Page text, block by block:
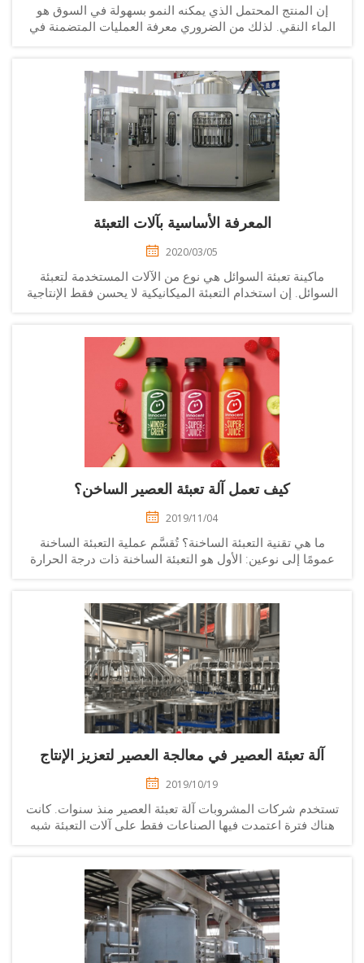
إن المنتج المحتمل الذي يمكنه النمو بسهولة في السوق هو
النقي. لذلك من الضروري معرفة العمليات المتضمنة في
المعرفة الأساسية بآلات التعبئة
2020/03/05
ماكينة تعبئة السوائل هي نوع من الآلات المستخدمة لتعبئة
إن استخدام التعبئة الميكانيكية لا يحسن فقط الإنتاجية
كيف تعمل آلة تعبئة العصير الساخن؟
2019/11/04
ما هي تقنية التعبئة الساخنة؟ تُقسَّم عملية التعبئة الساخنة
إلى نوعين: الأول هو التعبئة الساخنة ذات درجة الحرارة
آلة تعبئة العصير في معالجة العصير لتعزيز الإنتاج
2019/10/19
شركات المشروبات آلة تعبئة العصير منذ سنوات. كانت
فترة اعتمدت فيها الصناعات فقط على آلات التعبئة شبه